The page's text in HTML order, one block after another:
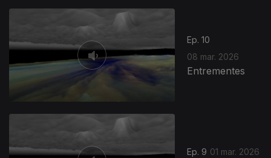
Ep. 10
08 mar. 2026
Entrementes
Ep. 9 01 mar. 2026